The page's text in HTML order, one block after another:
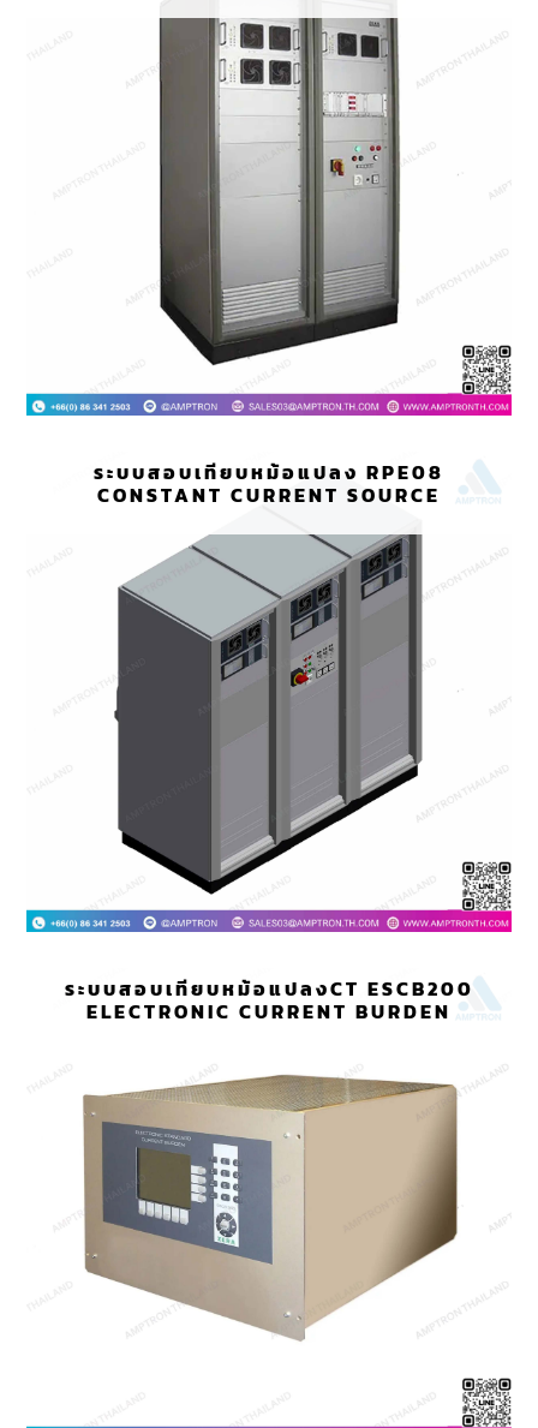
ระบบสอบเทียบหม้อแปลง RPE08
CONSTANT CURRENT SOURCE
ระบบสอบเทียบหม้อแปลงCT ESCB200
ELECTRONIC CURRENT BURDEN